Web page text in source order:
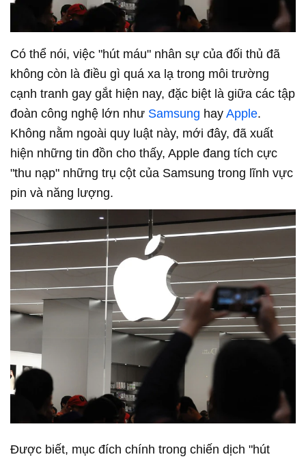
Có thể nói, việc "hút máu" nhân sự của đối thủ đã
không còn là điều gì quá xa lạ trong môi trường
cạnh tranh gay gắt hiện nay, đặc biệt là giữa các tập
đoàn công nghệ lớn như Samsung hay Apple.
Không nằm ngoài quy luật này, mới đây, đã xuất
hiện những tin đồn cho thấy, Apple đang tích cực
"thu nạp" những trụ cột của Samsung trong lĩnh vực
pin và năng lượng.
Được biết, mục đích chính trong chiến dịch "hút